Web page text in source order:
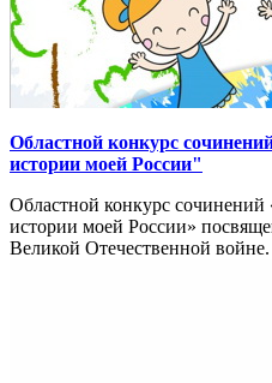
Областной конкурс
истории моей России"
Областной конкурс
истории моей России»
Великой Отечественной войне.